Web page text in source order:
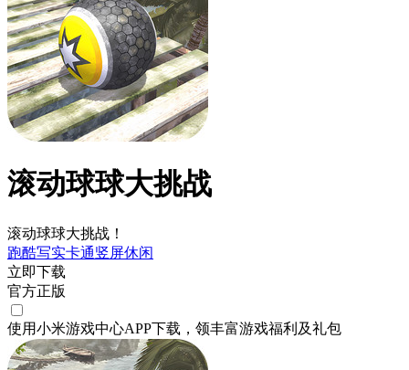
滚动球球大挑战
滚动球球大挑战！
跑酷写实卡通竖屏休闲
立即下载
官方正版
使用小米游戏中心APP下载 ，领丰富游戏福利 及礼包